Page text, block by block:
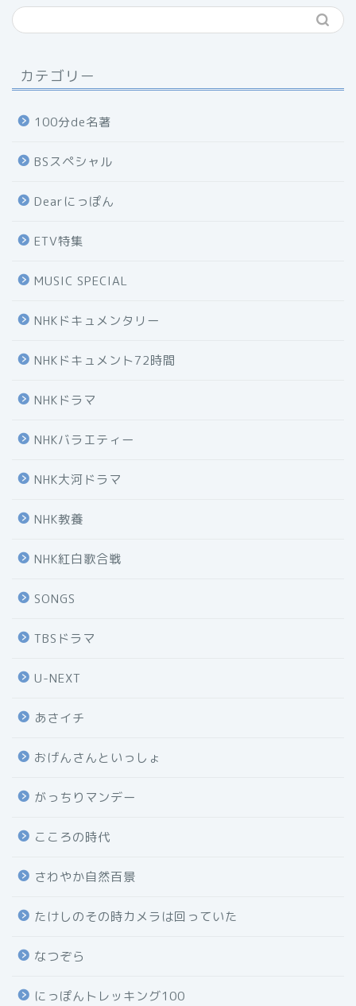
カテゴリー
100分de名著
BSスペシャル
Dearにっぽん
ETV特集
MUSIC SPECIAL
NHKドキュメンタリー
NHKドキュメント72時間
NHKドラマ
NHKバラエティー
NHK大河ドラマ
NHK教養
NHK紅白歌合戦
SONGS
TBSドラマ
U-NEXT
あさイチ
おげんさんといっしょ
がっちりマンデー
こころの時代
さわやか自然百景
たけしのその時カメラは回っていた
なつぞら
にっぽんトレッキング100